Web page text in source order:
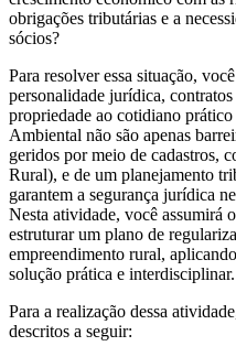
obrigações tributárias e a
sócios?
Para resolver essa situação,
personalidade jurídica,
propriedade ao cotidiano
Ambiental não são apenas
geridos por meio de cadastros,
Rural), e de um planejamento
garantem a segurança jurídica
Nesta atividade, você assumirá
estruturar um plano de
empreendimento rural,
solução prática e interdisciplinar.
Para a realização dessa
descritos a seguir: